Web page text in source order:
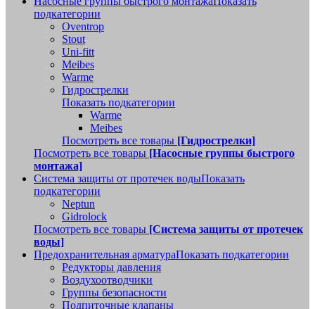
подкатегории
Oventrop
Stout
Uni-fitt
Meibes
Warme
Гидрострелки
Показать подкатегории
Warme
Meibes
Посмотреть все товары [Гидрострелки]
Посмотреть все товары [Насосные группы быстрого
монтажа]
Система защиты от протечек водыПоказать
подкатегории
Neptun
Gidrolock
Посмотреть все товары [Система защиты от протечек
воды]
Предохранительная арматураПоказать подкатегории
Редукторы давления
Воздухоотводчики
Группы безопасности
Подпиточные клапаны